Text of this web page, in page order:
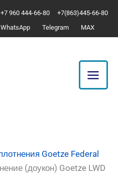
+7 960 444-66-80
+7(863)445-66-80
WhatsApp
Telegram MAX
Goetze Federal
(доукон) Goetze LWD